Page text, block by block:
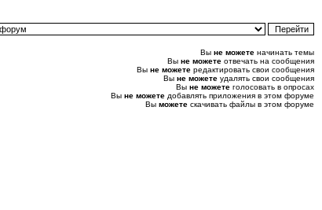
Вы не можете начинать темы
Вы не можете отвечать на сообщения
Вы не можете редактировать свои сообщения
Вы не можете удалять свои сообщения
Вы не можете голосовать в опросах
Вы не можете добавлять приложения в этом форуме
Вы можете скачивать файлы в этом форуме